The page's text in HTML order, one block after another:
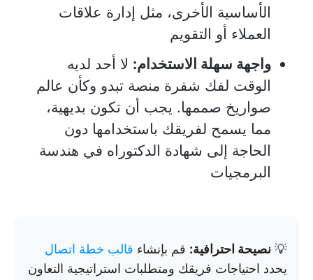
الأساسية الأخرى، مثل إدارة علاقات
العملاء أو التقويم
واجهة سهلة الاستخدام: لا أحد لديه
الوقت لفك شفرة منصة تبدو وكأن عالم
صواريخ صممها. يجب أن تكون بديهية،
مما يسمح لفريقك باستخدامها دون
الحاجة إلى شهادة الدكتوراه في هندسة
البرمجيات
💡 نصيحة احترافية: قم بإنشاء قالب خطة اتصال
يحدد احتياجات فريقك ومتطلبات استراتيجية التعاون